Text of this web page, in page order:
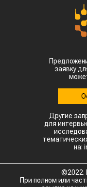
заявку
Другие
для
на:
©2022.
При полном или